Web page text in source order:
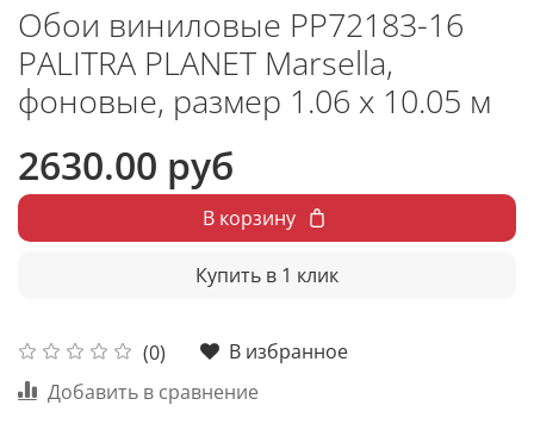
Обои виниловые PP72183-16
PALITRA PLANET Marsella,
фоновые, размер 1.06 х 10.05 м
(0)
В избранное
Добавить в сравнение
2630.00 руб
В корзину
Купить в 1 клик